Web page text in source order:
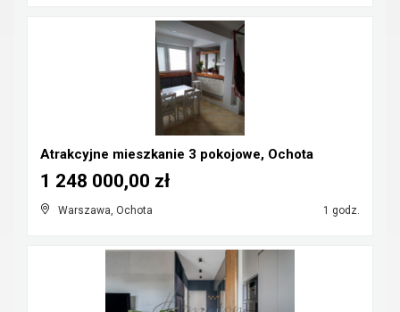
Atrakcyjne mieszkanie 3 pokojowe, Ochota
Warszawa, Ochota 1 godz.
1 248 000,00 zł